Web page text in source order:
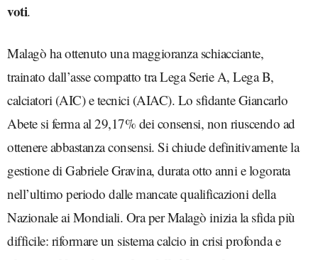
voti.
Malagò ha ottenuto una maggioranza schiacciante,
trainato dall’asse compatto tra Lega Serie A, Lega B,
calciatori (AIC) e tecnici (AIAC). Lo sfidante Giancarlo
Abete si ferma al 29,17% dei consensi, non riuscendo ad
ottenere abbastanza consensi. Si chiude definitivamente la
gestione di Gabriele Gravina, durata otto anni e logorata
nell’ultimo periodo dalle mancate qualificazioni della
Nazionale ai Mondiali. Ora per Malagò inizia la sfida più
difficile: riformare un sistema calcio in crisi profonda e